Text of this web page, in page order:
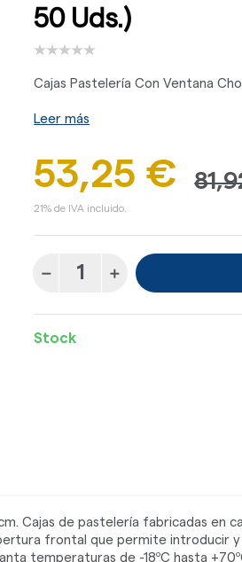
50 Uds.)
Cajas Pastelería Con Ventana
Leer más
53,25 €
21% de IVA incluido.
Stock
Cajas de pastelería fabricadas en
frontal que permite introducir
temperaturas de -18ºC hasta